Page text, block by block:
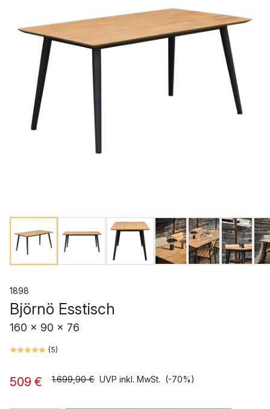
1898
Björnö Esstisch
160 x 90 x 76
(5)
509 € 1.699,90 € UVP inkl. MwSt. (-70%)